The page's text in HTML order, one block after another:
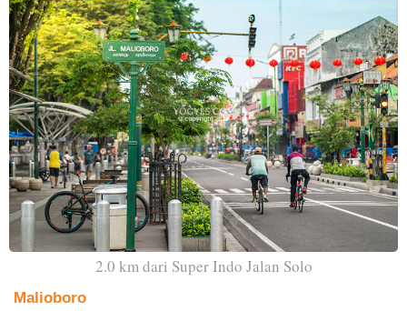
2.0 km dari Super Indo Jalan Solo
Malioboro